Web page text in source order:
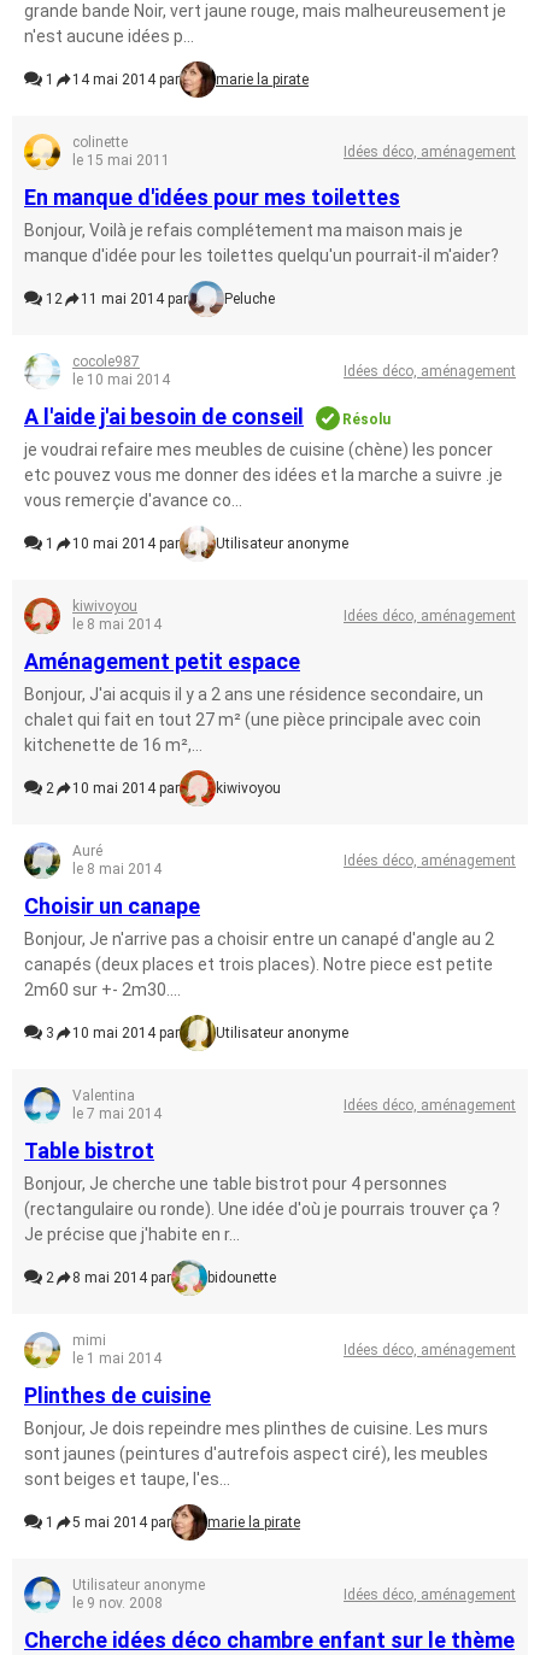
grande bande Noir, vert jaune rouge, mais malheureusement je
n'est aucune idées p...
1 14 mai 2014 par marie la pirate
colinette
le 15 mai 2011
Idées déco, aménagement
En manque d'idées pour mes toilettes
Bonjour, Voilà je refais complétement ma maison mais je
manque d'idée pour les toilettes quelqu'un pourrait-il m'aider?
12 11 mai 2014 par Peluche
cocole987
le 10 mai 2014
Idées déco, aménagement
A l'aide j'ai besoin de conseil Résolu
je voudrai refaire mes meubles de cuisine (chène) les poncer
etc pouvez vous me donner des idées et la marche a suivre .je
vous remerçie d'avance co...
1 10 mai 2014 par Utilisateur anonyme
kiwivoyou
le 8 mai 2014
Idées déco, aménagement
Aménagement petit espace
Bonjour, J'ai acquis il y a 2 ans une résidence secondaire, un
chalet qui fait en tout 27 m² (une pièce principale avec coin
kitchenette de 16 m²,...
2 10 mai 2014 par kiwivoyou
Auré
le 8 mai 2014
Idées déco, aménagement
Choisir un canape
Bonjour, Je n'arrive pas a choisir entre un canapé d'angle au 2
canapés (deux places et trois places). Notre piece est petite
2m60 sur +- 2m30....
3 10 mai 2014 par Utilisateur anonyme
Valentina
le 7 mai 2014
Idées déco, aménagement
Table bistrot
Bonjour, Je cherche une table bistrot pour 4 personnes
(rectangulaire ou ronde). Une idée d'où je pourrais trouver ça ?
Je précise que j'habite en r...
2 8 mai 2014 par bidounette
mimi
le 1 mai 2014
Idées déco, aménagement
Plinthes de cuisine
Bonjour, Je dois repeindre mes plinthes de cuisine. Les murs
sont jaunes (peintures d'autrefois aspect ciré), les meubles
sont beiges et taupe, l'es...
1 5 mai 2014 par marie la pirate
Utilisateur anonyme
le 9 nov. 2008
Idées déco, aménagement
Cherche idées déco chambre enfant sur le thème